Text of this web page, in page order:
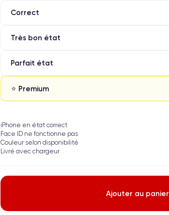
Correct
Très bon état
Parfait état
⭐ Premium
iPhone en état correct
Face ID ne fonctionne pas
Couleur selon disponibilité
Livré avec chargeur
Ajouter au panier